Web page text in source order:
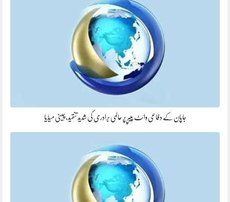
جاپان کے دفاعی وائٹ پیپر پر عالمی برادری کی شدید تنقید، چینی میڈیا